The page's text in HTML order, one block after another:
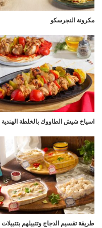
مكرونة النجرسكو
اسياخ شيش الطاووك بالخلطة الهندية
طريقة تقسيم الدجاج وتتبيلهم بتتبيلات